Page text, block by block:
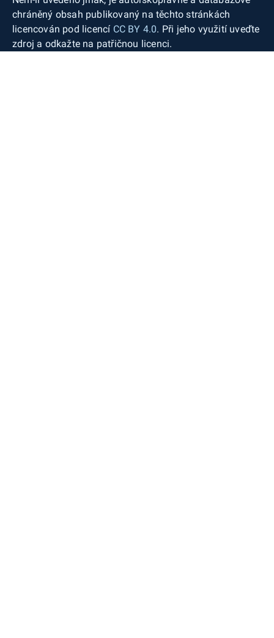
chráněný obsah publikovaný na těchto stránkách
licencován pod licencí CC BY 4.0. Při jeho využití uveďte
zdroj a odkažte na patřičnou licenci.